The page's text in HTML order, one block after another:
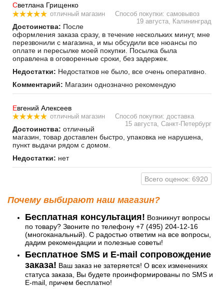
Светлана Грищенко
отличный магазин
Способ покупки: самовывоз
19 августа, Калининград
Достоинства: После
оформления заказа сразу, в течение нескольких минут, мне
перезвонили с магазина, и мы обсудили все нюансы по
оплате и пересылке моей покупки. Посылка была
оправлена в оговоренные сроки, без задержек.
Недостатки: Недостатков не было, все очень оперативно.
Комментарий: Магазин однозначно рекомендую
Евгений Алексеев
отличный магазин
Способ покупки: доставка
15 августа, Санкт-Петербург
Достоинства: отличный
магазин, товар доставлен быстро, упаковка не нарушена,
пункт выдачи рядом с домом.
Недостатки: нет
Всего оценок: 6920
Почему выбирают наш магазин?
Бесплатная консультация! Возникнут вопросы
по товару? Звоните по телефону +7 (495) 204-12-16
(многоканальный). С радостью ответим на все вопросы,
дадим рекомендации и полезные советы!
Бесплатное SMS и E-mail сопровождение
заказа! Ваш заказ не затеряется! О всех изменениях
статуса заказа, Вы будете проинформированы по SMS и
E-mail, причем бесплатно!